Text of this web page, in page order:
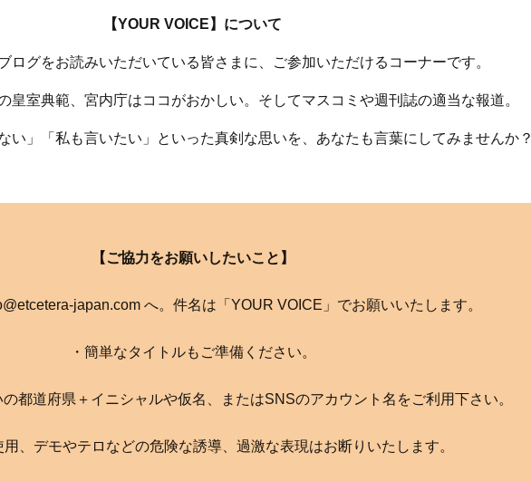
【YOUR VOICE】について
ログをお読みいただいている皆さまに、ご参加いただけるコーナーです。
皇室典範、宮内庁はココがおかしい。そしてマスコミや週刊誌の適当な報道。
い」「私も言いたい」といった真剣な思いを、あなたも言葉にしてみませんか？
【ご協力をお願いしたいこと】
japan.com へ。件名は「YOUR VOICE」でお願いいたします。
・簡単なタイトルもご準備ください。
の都道府県＋イニシャルや仮名、またはSNSのアカウント名をご利用下さい。
用、デモやテロなどの危険な誘導、過激な表現はお断りいたします。